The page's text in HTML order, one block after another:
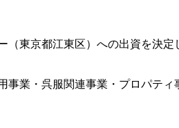
東京都江東区）への出資を決定
業・呉服関連事業・プロパティ